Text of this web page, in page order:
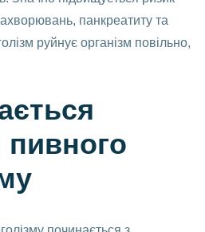
панкреатиту та
руйнує організм повільно,
пивного